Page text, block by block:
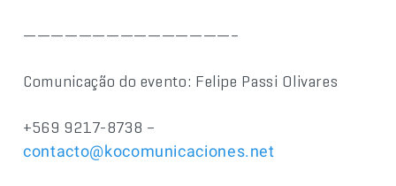
———————————————–
Comunicação do evento: Felipe Passi Olivares
+569 9217-8738 –
contacto@kocomunicaciones.net